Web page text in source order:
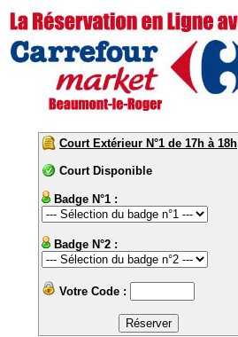
Court Extérieur N°1 de 17h à 18h
Court Disponible
Badge N°1 :
Badge N°2 :
Votre Code :